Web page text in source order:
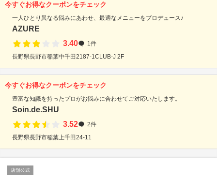
今すぐお得なクーポンをチェック
一人ひとり異なる悩みにあわせ、最適なメニューをプロデュース♪
AZURE
3.40
1件
長野県長野市稲葉中千田2187-1CLUB-J 2F
今すぐお得なクーポンをチェック
豊富な知識を持ったプロがお悩みに合わせてご対応いたします。
Soin.de.SHU
3.52
2件
長野県長野市稲葉上千田24-11
店舗公式